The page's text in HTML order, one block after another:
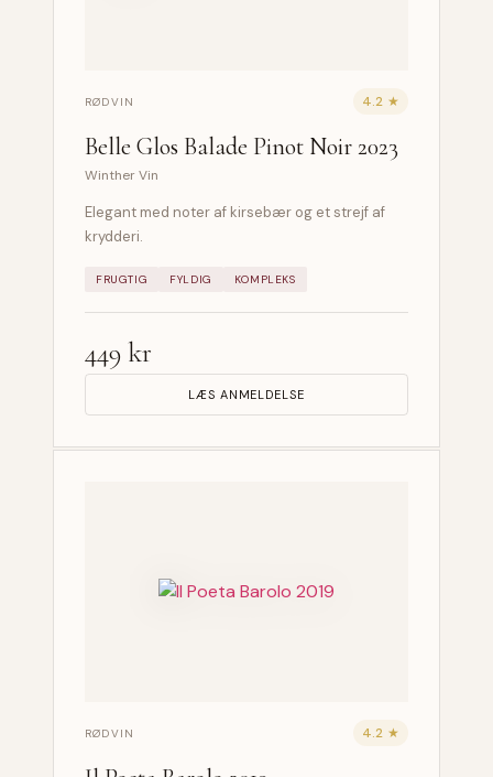
RØDVIN 4.2 ★
Belle Glos Balade Pinot Noir 2023
Winther Vin
Elegant med noter af kirsebær og et strejf af
krydderi.
FRUGTIG FYLDIG KOMPLEKS
449 kr
LÆS ANMELDELSE
RØDVIN 4.2 ★